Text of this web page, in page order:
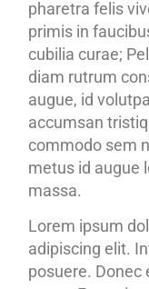
pharetra felis
primis in
cubilia curae;
diam rutrum
augue, id
accumsan
commodo sem
metus id augue
massa.
Lorem ipsum
adipiscing elit.
posuere. Donec